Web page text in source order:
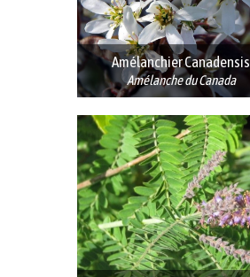
Amélanchier Canadensis
Amélanche du Canada